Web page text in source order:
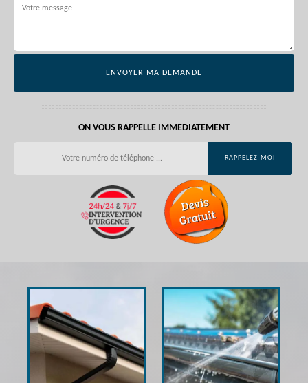
ON VOUS RAPPELLE IMMEDIATEMENT